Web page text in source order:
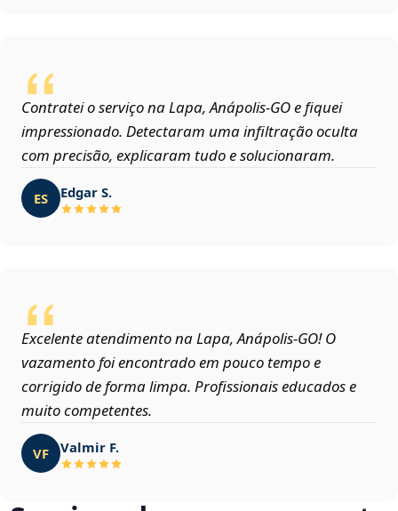
Contratei o serviço na Lapa, Anápolis‑GO e fiquei
impressionado. Detectaram uma infiltração oculta
com precisão, explicaram tudo e solucionaram.
ES Edgar S.
Excelente atendimento na Lapa, Anápolis‑GO! O
vazamento foi encontrado em pouco tempo e
corrigido de forma limpa. Profissionais educados e
muito competentes.
VF Valmir F.